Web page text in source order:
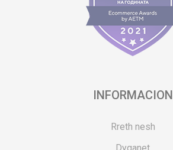
INFORMACION
Rreth nesh